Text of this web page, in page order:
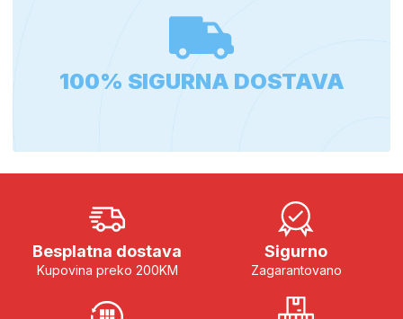
100% SIGURNA DOSTAVA
Besplatna dostava
Kupovina preko 200KM
Sigurno
Zagarantovano